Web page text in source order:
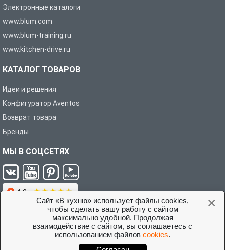
×
Сайт «В кухню» использует файлы cookies,
чтобы сделать вашу работу с сайтом
максимально удобной. Продолжая
взаимодействие с сайтом, вы соглашаетесь с
использованием файлов cookies.
Электронные каталоги
www.blum.com
www.blum-training.ru
www.kitchen-drive.ru
КАТАЛОГ ТОВАРОВ
Идеи и решения
Конфигуратор Aventos
Возврат товара
Бренды
МЫ В СОЦСЕТЯХ
Условия соглашения с покупателем
©2026 Интернет-магазин «В кухню»